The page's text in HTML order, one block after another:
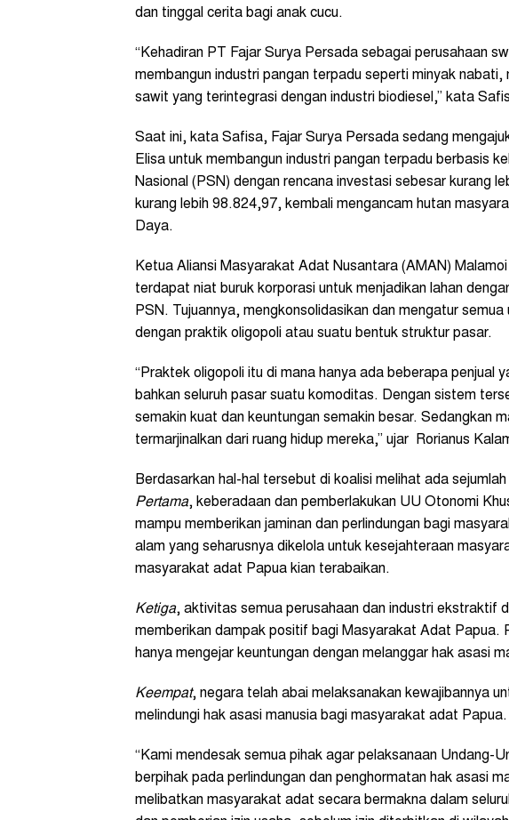
dan tinggal cerita bagi anak cucu.
“Kehadiran PT Fajar Surya Persada sebagai perusahaan
membangun industri pangan terpadu seperti minyak nabati,
sawit yang terintegrasi dengan industri biodiesel,” kata
Saat ini, kata Safisa, Fajar Surya Persada sedang
Elisa untuk membangun industri pangan terpadu berbasis
Nasional (PSN) dengan rencana investasi sebesar kurang
kurang lebih 98.824,97, kembali mengancam hutan
Daya.
Ketua Aliansi Masyarakat Adat Nusantara (AMAN)
terdapat niat buruk korporasi untuk menjadikan lahan
PSN. Tujuannya, mengkonsolidasikan dan mengatur semua
dengan praktik oligopoli atau suatu bentuk struktur pasar.
“Praktek oligopoli itu di mana hanya ada beberapa penjual
bahkan seluruh pasar suatu komoditas. Dengan sistem
semakin kuat dan keuntungan semakin besar. Sedangkan
termarjinalkan dari ruang hidup mereka,” ujar Rorianus
Berdasarkan hal-hal tersebut di koalisi melihat ada
Pertama, keberadaan dan pemberlakukan UU Otonomi
mampu memberikan jaminan dan perlindungan bagi
alam yang seharusnya dikelola untuk kesejahteraan
masyarakat adat Papua kian terabaikan.
Ketiga, aktivitas semua perusahaan dan industri ekstraktif
memberikan dampak positif bagi Masyarakat Adat Papua.
hanya mengejar keuntungan dengan melanggar hak asasi
Keempat, negara telah abai melaksanakan kewajibannya
melindungi hak asasi manusia bagi masyarakat adat Papua.
“Kami mendesak semua pihak agar pelaksanaan Undang-
berpihak pada perlindungan dan penghormatan hak asasi
melibatkan masyarakat adat secara bermakna dalam